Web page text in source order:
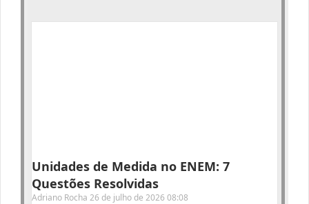
Unidades de Medida no ENEM: 7
Questões Resolvidas
Adriano Rocha 26 de julho de 2026 08:08